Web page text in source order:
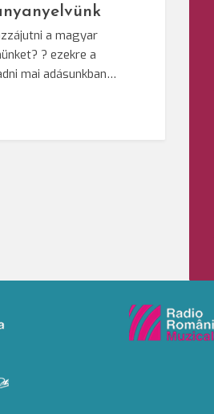
a magyar
? ezekre a
mai adásunkban…